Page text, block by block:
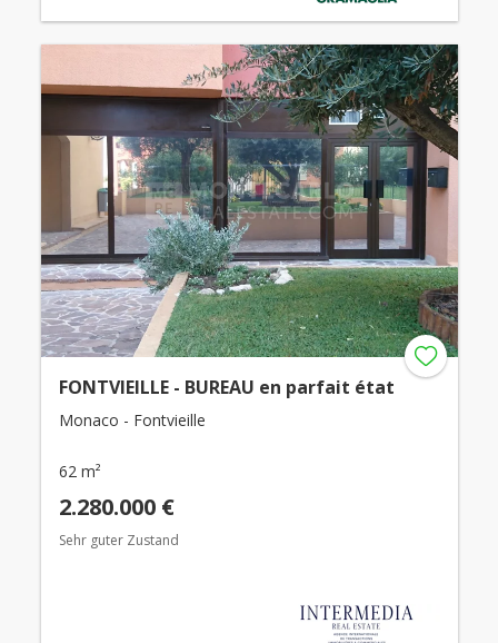
FONTVIEILLE - BUREAU en parfait état
Monaco - Fontvieille
62 m²
2.280.000 €
Sehr guter Zustand